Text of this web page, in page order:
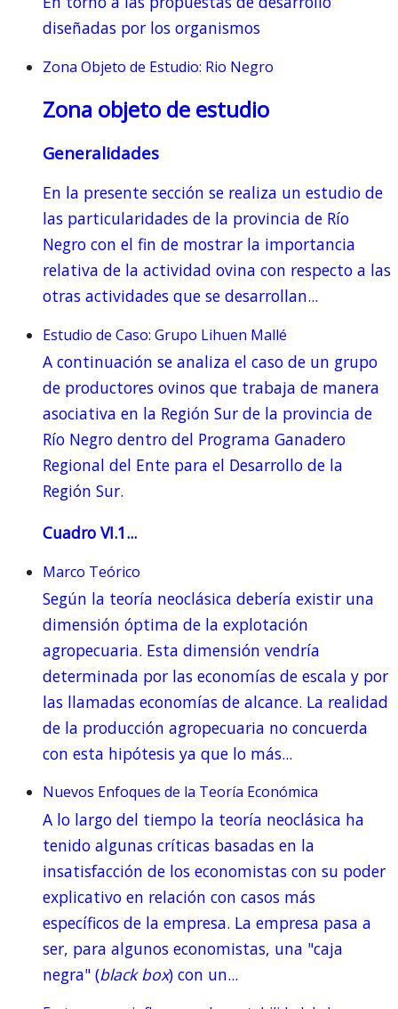
diseñadas por los organismos
Zona Objeto de Estudio: Rio Negro
Zona objeto de estudio
Generalidades
En la presente sección se realiza un estudio de
las particularidades de la provincia de Río
Negro con el fin de mostrar la importancia
relativa de la actividad ovina con respecto a las
otras actividades que se desarrollan...
Estudio de Caso: Grupo Lihuen Mallé
A continuación se analiza el caso de un grupo
de productores ovinos que trabaja de manera
asociativa en la Región Sur de la provincia de
Río Negro dentro del Programa Ganadero
Regional del Ente para el Desarrollo de la
Región Sur.
Cuadro VI.1...
Marco Teórico
Según la teoría neoclásica debería existir una
dimensión óptima de la explotación
agropecuaria. Esta dimensión vendría
determinada por las economías de escala y por
las llamadas economías de alcance. La realidad
de la producción agropecuaria no concuerda
con esta hipótesis ya que lo más...
Nuevos Enfoques de la Teoría Económica
A lo largo del tiempo la teoría neoclásica ha
tenido algunas críticas basadas en la
insatisfacción de los economistas con su poder
explicativo en relación con casos más
específicos de la empresa. La empresa pasa a
ser, para algunos economistas, una "caja
negra" (black box) con un...